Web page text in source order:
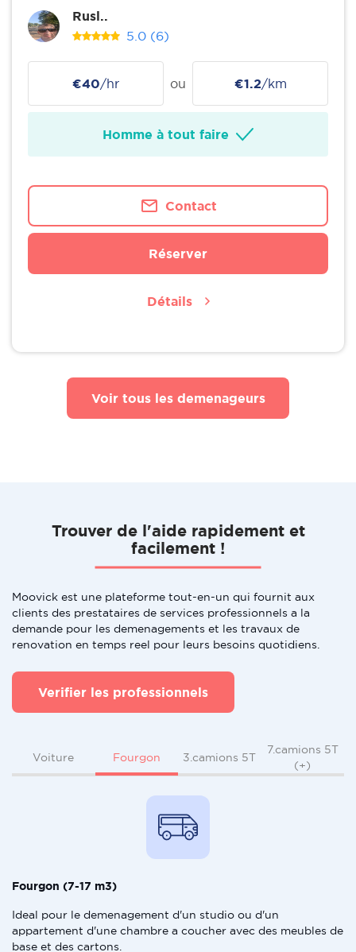
Rusl..
5.0 (6)
€40/hr ou €1.2/km
Homme à tout faire
Contact
Réserver
Détails
Voir tous les demenageurs
Trouver de l'aide rapidement et
facilement !
Moovick est une plateforme tout-en-un qui fournit aux
clients des prestataires de services professionnels a la
demande pour les demenagements et les travaux de
renovation en temps reel pour leurs besoins quotidiens.
Verifier les professionnels
Voiture Fourgon 3.camions 5T
7.camions 5T
(+)
Fourgon (7-17 m3)
Ideal pour le demenagement d'un studio ou d'un
appartement d'une chambre a coucher avec des meubles de
base et des cartons.